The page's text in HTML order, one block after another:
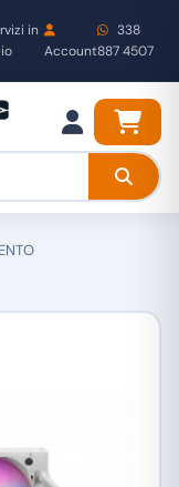
in
Account
338
887 4507